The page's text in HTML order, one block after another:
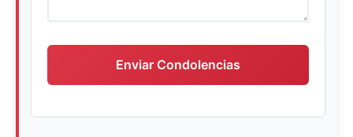
Enviar Condolencias